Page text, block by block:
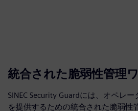
統合された脆弱性管理
SINEC Security Guardには、オペレ
を提供するための統合された脆弱性